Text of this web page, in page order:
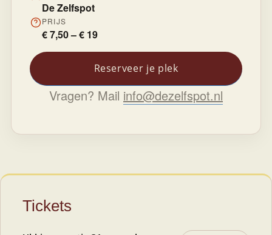
De Zelfspot
PRIJS
€ 7,50 – € 19
Reserveer je plek
Vragen? Mail info@dezelfspot.nl
Tickets